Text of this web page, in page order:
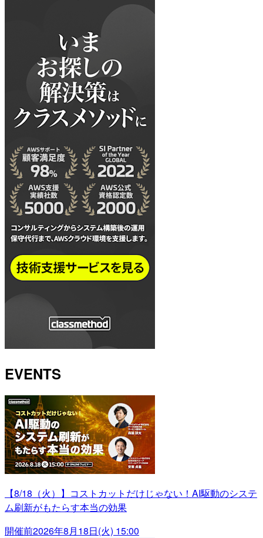
EVENTS
【8/18（火）】コストカットだけじゃない！AI駆動のシステ
ム刷新がもたらす本当の効果
開催前2026年8月18日(火) 15:00